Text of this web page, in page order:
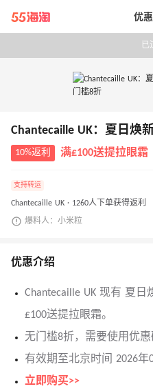
带你去官网买正品
优惠
已
Chantecaille UK：夏日焕
10%返利 满£100送提拉眼霜
支持转运
Chantecaille UK · 1260人下单获得返利
爆料人：小米粒
优惠介绍
Chantecaille UK 现有 夏
£100送提拉眼霜。
无门槛8折，需要使用优惠
有效期至北京时间 2026年
立即购买>>